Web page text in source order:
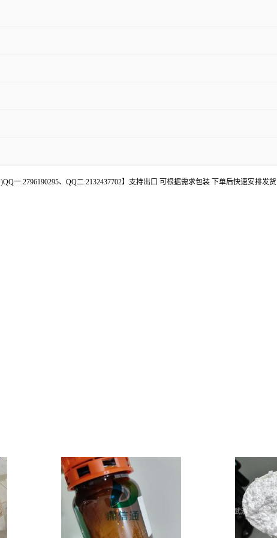
一:2796190295、QQ二:2132437702】支持出口 可根据需求包装 下单后快速安排发货